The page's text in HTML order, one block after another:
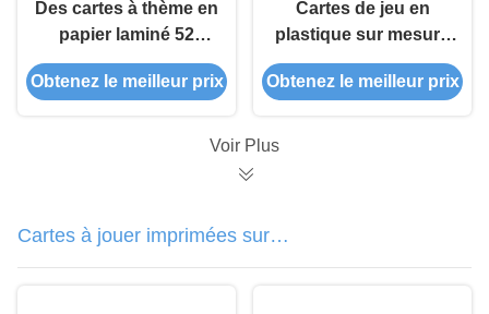
Des cartes à thème en
papier laminé 52
Poker ODM
Obtenez le meilleur prix
Cartes de jeu en
plastique sur mesure
sur le thème du tarot
Obtenez le meilleur prix
Voir Plus
Cartes à jouer imprimées sur
mesure